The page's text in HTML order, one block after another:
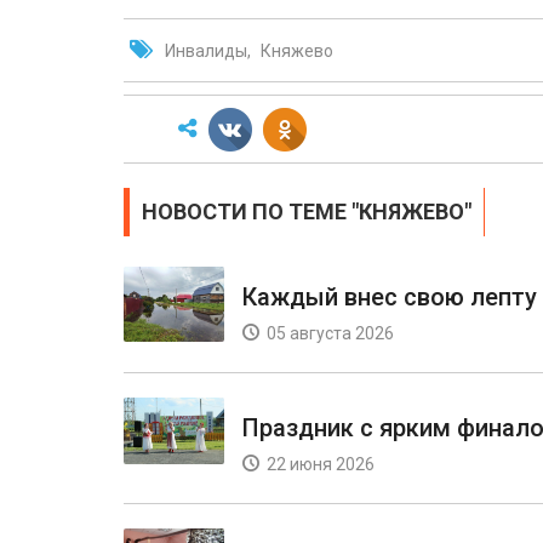
Инвалиды Княжево
НОВОСТИ ПО ТЕМЕ "КНЯЖЕВО"
Каждый внес свою лепту
05 августа 2026
Праздник с ярким
22 июня 2026